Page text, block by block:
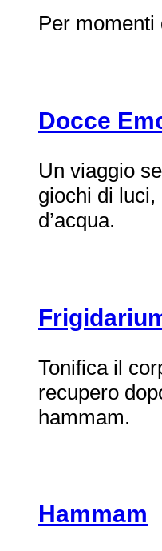
Per momenti
Docce
Un viaggio
giochi di luci,
d’acqua.
Tonifica il
recupero
hammam.
Hammam